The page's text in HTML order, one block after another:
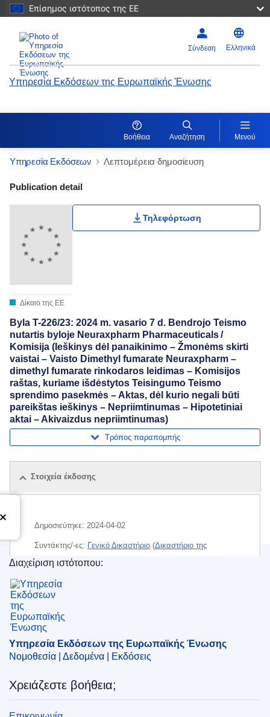
Επίσημος ιστότοπος της ΕΕ
Σύνδεση Ελληνικά
Υπηρεσία Εκδόσεων της Ευρωπαϊκής Ένωσης
Βοήθεια Αναζήτηση Μενού
Υπηρεσία Εκδόσεων Λεπτομέρεια δημοσίευση
Publication Detail Actions Portlet
Publication detail
Δίκαιο της ΕΕ
Τηλεφόρτωση
Byla T-226/23: 2024 m. vasario 7 d. Bendrojo Teismo
nutartis byloje Neuraxpharm Pharmaceuticals /
Komisija (Ieškinys dėl panaikinimo – Žmonėms skirti
vaistai – Vaisto Dimethyl fumarate Neuraxpharm –
dimethyl fumarate rinkodaros leidimas – Komisijos
raštas, kuriame išdėstytos Teisingumo Teismo
sprendimo pasekmės – Aktas, dėl kurio negali būti
pareikštas ieškinys – Nepriimtinumas – Hipotetiniai
aktai – Akivaizdus nepriimtinumas)
Τρόπος παραπομπής
Στοιχεία έκδοσης
Δημοσιεύτηκε: 2024-04-02
Συντάκτης/-ες: Γενικό Δικαστήριο (Δικαστήριο της
Ευρωπαϊκής Ένωσης
Θέμα:άδεια πώλησης
παραδεκτό
CELEX : 62023TB0226(01)
ELI :C/2024/2314/oj
OJ : C_202402314
IMMC : ORD-T-0226-2023_1
Υπηρεσία Εκδόσεων της Ευρωπαϊκής Ένωσης
Διαχείριση ιστότοπου:
Υπηρεσία Εκδόσεων της Ευρωπαϊκής Ένωσης
Νομοθεσία | Δεδομένα | Εκδόσεις
Χρειάζεστε βοήθεια;